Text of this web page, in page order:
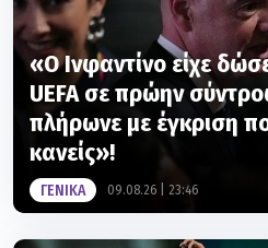
«Ο Ινφαντίνο είχε
UEFA σε πρώην
πλήρωνε με έγκριση
κανείς»!
ΓΕΝΙΚΑ 09.08.26 | 23:46